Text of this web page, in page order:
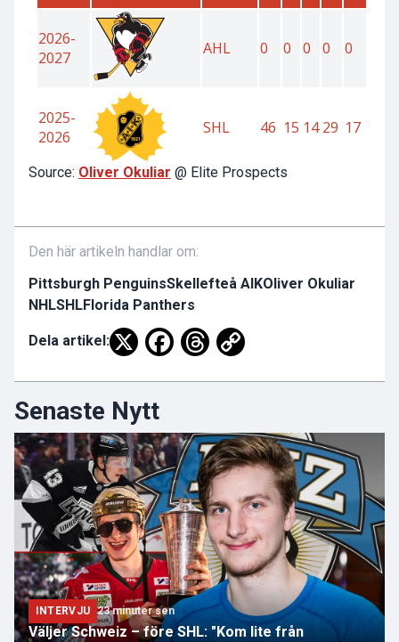
Source: Oliver Okuliar @ Elite Prospects
Den här artikeln handlar om:
Pittsburgh PenguinsSkellefteå AIKOliver Okuliar
NHLSHLFlorida Panthers
Dela artikel:
Senaste Nytt
INTERVJU 23 minuter sen
Väljer Schweiz – före SHL: "Kom lite från